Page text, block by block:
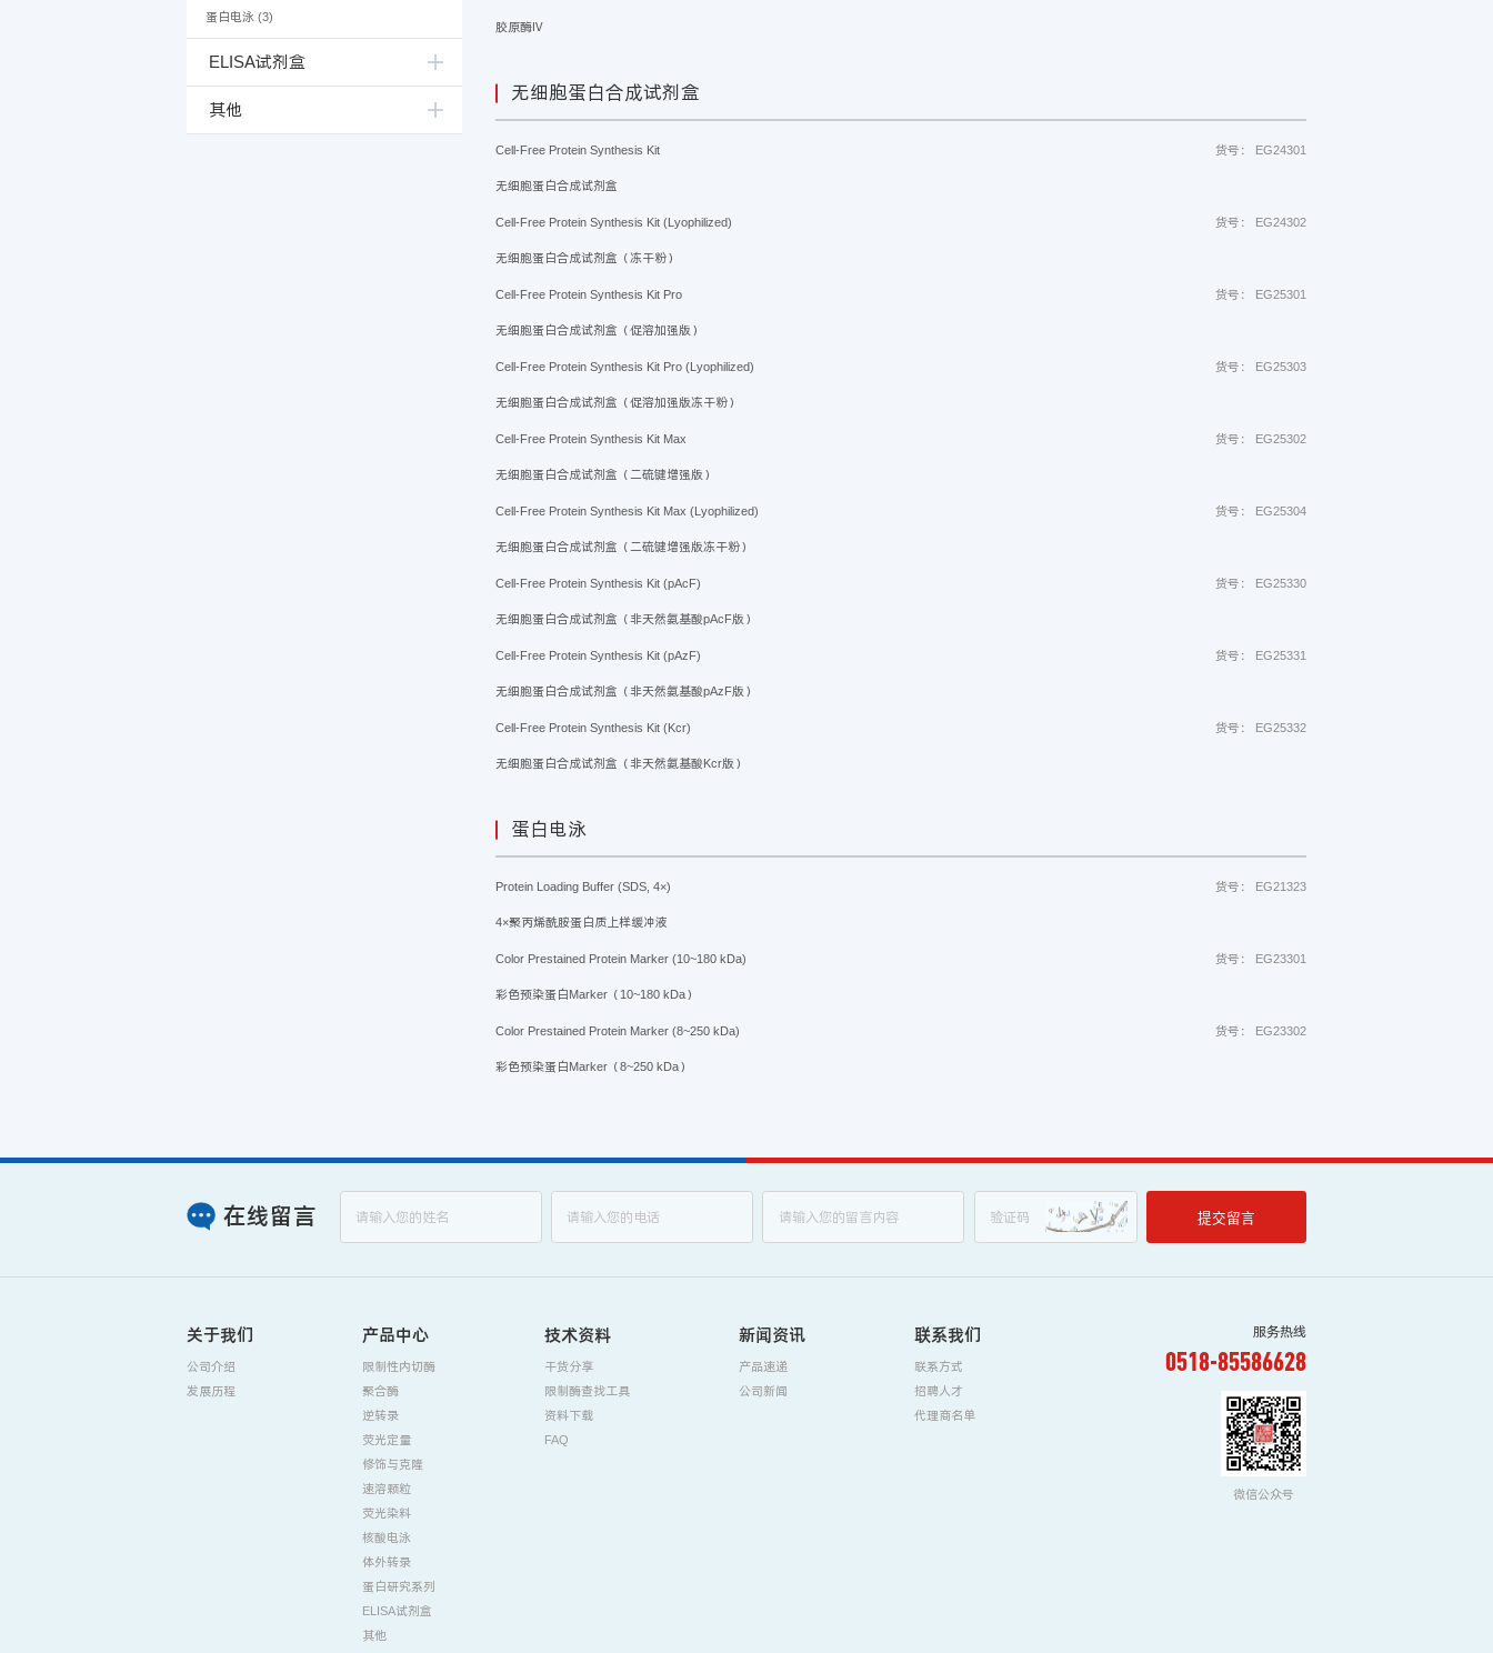
蛋白电泳 (3)
ELISA试剂盒
其他
胶原酶Ⅳ
无细胞蛋白合成试剂盒
Cell-Free Protein Synthesis Kit
无细胞蛋白合成试剂盒
货号： EG24301
Cell-Free Protein Synthesis Kit (Lyophilized)
无细胞蛋白合成试剂盒（冻干粉）
货号： EG24302
Cell-Free Protein Synthesis Kit Pro
无细胞蛋白合成试剂盒（促溶加强版）
货号： EG25301
Cell-Free Protein Synthesis Kit Pro (Lyophilized)
无细胞蛋白合成试剂盒（促溶加强版冻干粉）
货号： EG25303
Cell-Free Protein Synthesis Kit Max
无细胞蛋白合成试剂盒（二硫键增强版）
货号： EG25302
Cell-Free Protein Synthesis Kit Max (Lyophilized)
无细胞蛋白合成试剂盒（二硫键增强版冻干粉）
货号： EG25304
Cell-Free Protein Synthesis Kit (pAcF)
无细胞蛋白合成试剂盒（非天然氨基酸pAcF版）
货号： EG25330
Cell-Free Protein Synthesis Kit (pAzF)
无细胞蛋白合成试剂盒（非天然氨基酸pAzF版）
货号： EG25331
Cell-Free Protein Synthesis Kit (Kcr)
无细胞蛋白合成试剂盒（非天然氨基酸Kcr版）
货号： EG25332
蛋白电泳
Protein Loading Buffer (SDS, 4×)
4×聚丙烯酰胺蛋白质上样缓冲液
货号： EG21323
Color Prestained Protein Marker (10~180 kDa)
彩色预染蛋白Marker（10~180 kDa）
货号： EG23301
Color Prestained Protein Marker (8~250 kDa)
彩色预染蛋白Marker（8~250 kDa）
货号： EG23302
在线留言 提交留言
关于我们
公司介绍
发展历程
产品中心
限制性内切酶
聚合酶
逆转录
荧光定量
修饰与克隆
速溶颗粒
荧光染料
核酸电泳
体外转录
蛋白研究系列
ELISA试剂盒
其他
技术资料
干货分享
限制酶查找工具
资料下载
FAQ
新闻资讯
产品速递
公司新闻
联系我们
联系方式
招聘人才
代理商名单
服务热线
0518-85586628
微信公众号